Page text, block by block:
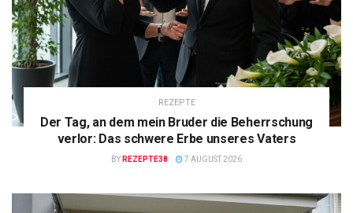
REZEPTE
Der Tag, an dem mein Bruder die Beherrschung
verlor: Das schwere Erbe unseres Vaters
BY REZEPTE38 7 AUGUST 2026